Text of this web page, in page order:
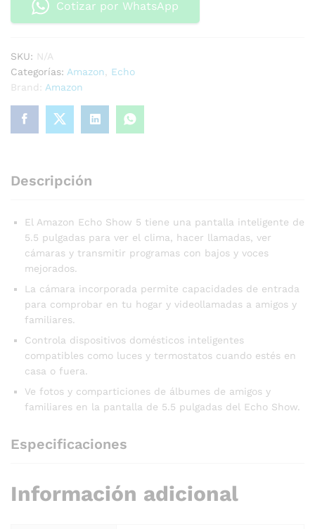
Cotizar por WhatsApp
SKU: N/A
Categorías: Amazon
Echo
Brand: Amazon
Descripción
El Amazon Echo Show 5 tiene una pantalla inteligente de
5.5 pulgadas para ver el clima, hacer llamadas, ver
cámaras y transmitir programas con bajos y voces
mejorados.
La cámara incorporada permite capacidades de entrada
para comprobar en tu hogar y videollamadas a amigos y
familiares.
Controla dispositivos domésticos inteligentes
compatibles como luces y termostatos cuando estés en
casa o fuera.
Ve fotos y comparticiones de álbumes de amigos y
familiares en la pantalla de 5.5 pulgadas del Echo Show.
Especificaciones
Información adicional